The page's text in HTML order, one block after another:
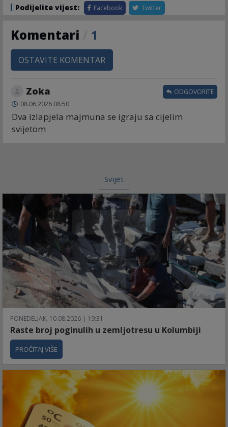
Podijelite vijest: Facebook Twitter
Komentari 1
OSTAVITE KOMENTAR
Zoka
08.06.2026 08:50
Dva izlapjela majmuna se igraju sa cijelim
svijetom
ODGOVORITE
Svijet
PONEDELJAK, 10.08.2026 | 19:31
Raste broj poginulih u zemljotresu u Kolumbiji
PROČITAJ VIŠE